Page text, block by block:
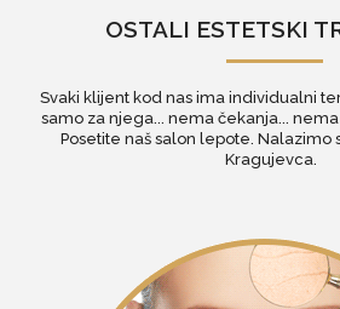
OSTALI ESTETSKI
Svaki klijent kod nas ima individualni
samo za njega... nema čekanja...
Posetite naš salon lepote. Nalazimo
Kragujevca.